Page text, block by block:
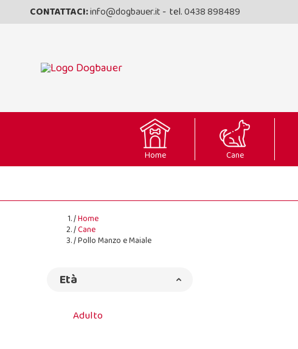
CONTATTACI:info@dogbauer.it - tel.0438 898489
Home Cane
Home
Cane
Pollo Manzo e Maiale
Età
Adulto